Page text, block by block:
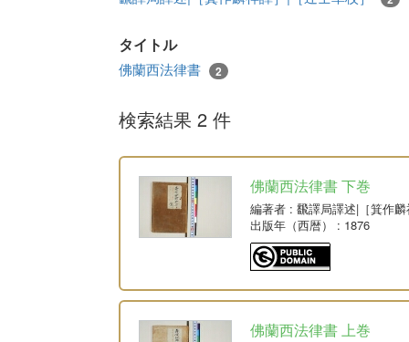
タイトル
佛蘭西法律書 2
検索結果 2 件
佛蘭西法律書 下巻
編著者 : 飜譯局譯述|［箕作
出版年（西暦）
: 1876
佛蘭西法律書 上巻